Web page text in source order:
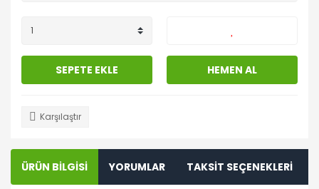
SEPETE EKLE HEMEN AL
Karşılaştır
ÜRÜN BİLGİSİ YORUMLAR TAKSİT SEÇENEKLERİ